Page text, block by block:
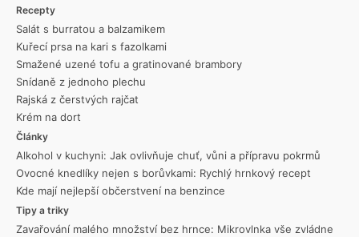
Recepty
Salát s burratou a balzamikem
Kuřecí prsa na kari s fazolkami
Smažené uzené tofu a gratinované brambory
Snídaně z jednoho plechu
Rajská z čerstvých rajčat
Krém na dort
Články
Alkohol v kuchyni: Jak ovlivňuje chuť, vůni a přípravu pokrmů
Ovocné knedlíky nejen s borůvkami: Rychlý hrnkový recept
Kde mají nejlepší občerstvení na benzince
Tipy a triky
Zavařování malého množství bez hrnce: Mikrovlnka vše zvládne